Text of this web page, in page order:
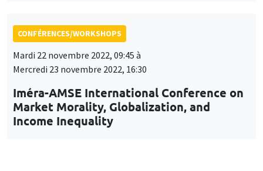
CONFÉRENCES/WORKSHOPS
Mardi 22 novembre 2022, 09:45 à
Mercredi 23 novembre 2022, 16:30
Iméra-AMSE International Conference on
Market Morality, Globalization, and
Income Inequality